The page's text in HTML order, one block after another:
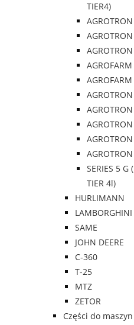
TIER4)
AGROFARM
SERIES 5 G
TIER 4l)
HURLIMANN
LAMBORGHINI
SAME
JOHN DEERE
C-360
T-25
MTZ
ZETOR
Części do maszyn